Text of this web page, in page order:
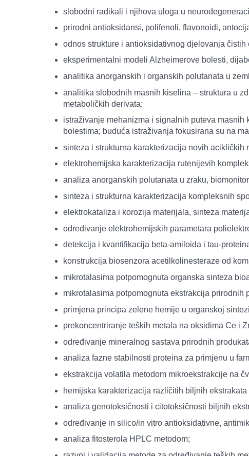
slobodni radikali i njihova uloga u
prirodni antioksidansi, polifenoli, flavonoidi,
odnos strukture i antioksidativnog djelovanja
eksperimentalni modeli Alzheimerove bolesti,
analitika anorganskih i organskih polutanata u
analitika slobodnih masnih kiselina – struktura u
metaboličkih derivata;
istraživanje mehanizma i signalnih puteva
bolestima; buduća istraživanja fokusirana su na
sinteza i strukturna karakterizacija novih
elektrohemijska karakterizacija rutenijevih
analiza anorganskih polutanata u zraku,
sinteza i strukturna karakterizacija kompleksnih
elektrokataliza i korozija materijala, sinteza
određivanje elektrohemijskih parametara
detekcija i kvantifikacija beta-amiloida i tau-
konstrukcija biosenzora acetilkolinesteraze od
mikrotalasima potpomognuta organska sinteza
mikrotalasima potpomognuta ekstrakcija prirodnih
primjena principa zelene hemije u organskoj
prekoncentriranje teških metala na oksidima Ce i
određivanje mineralnog sastava prirodnih
analiza fazne stabilnosti proteina za primjenu u
ekstrakcija volatila metodom mikroekstrakcije na
hemijska karakterizacija različitih biljnih
analiza genotoksičnosti i citotoksičnosti biljnih
određivanje in silico/in vitro antioksidativne,
analiza fitosterola HPLC metodom;